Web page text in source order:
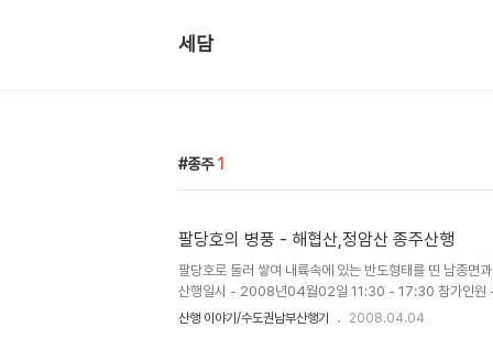
세담
종주 1
팔당호의 병풍 - 해협산,정암산 종주산행
팔당호로 둘러 쌓여 내륙속에 있는 반도형태를 띤 남종면
산행일시 - 2008년04월02일 11:30 - 17:30 참가인원 -
은비...그리고 바람,.저녁 개임~~~ 약13km내외 오리교-
산행 이야기/수도권남부산행기 2008.04.04